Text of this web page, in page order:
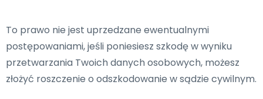
To prawo nie jest uprzedzane ewentualnymi
postępowaniami, jeśli poniesiesz szkodę w wyniku
przetwarzania Twoich danych osobowych, możesz
złożyć roszczenie o odszkodowanie w sądzie cywilnym.